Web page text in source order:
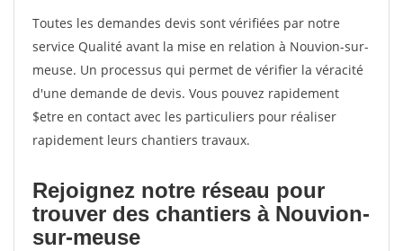
Toutes les demandes devis sont vérifiées par notre
service Qualité avant la mise en relation à Nouvion-sur-
meuse. Un processus qui permet de vérifier la véracité
d'une demande de devis. Vous pouvez rapidement
$etre en contact avec les particuliers pour réaliser
rapidement leurs chantiers travaux.
Rejoignez notre réseau pour
trouver des chantiers à Nouvion-
sur-meuse